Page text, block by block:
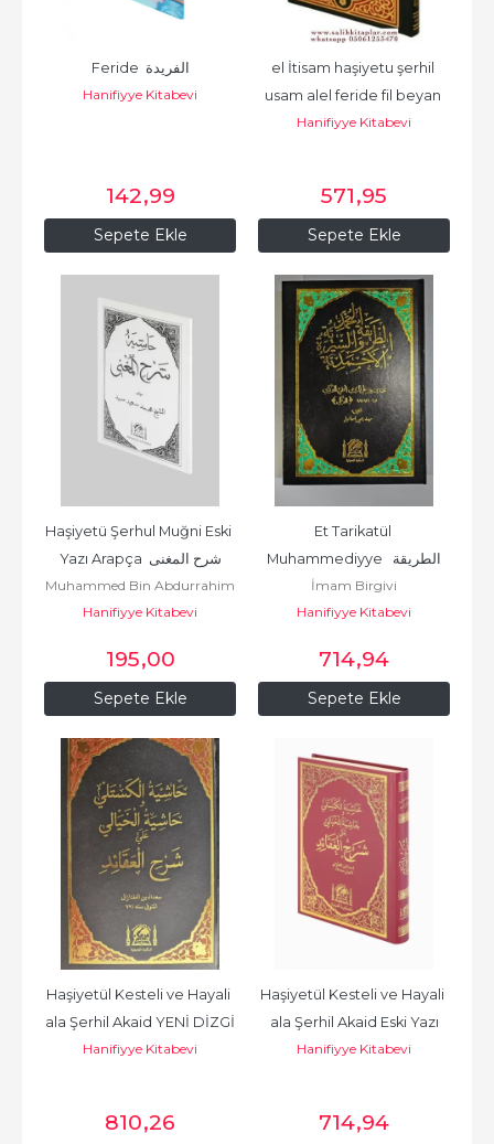
Sepete Ekle
Feride  الفريدة
Hanifiyye Kitabevi
142,99
Sepete Ekle
el İtisam haşiyetu şerhil
usam alel feride fil beyan
Hanifiyye Kitabevi
571,95
Sepete Ekle
Haşiyetü Şerhul Muğni Eski
Yazı Arapça  شرح المغنى
Muhammed Bin Abdurrahim
El Meylani / محمد بن عبد الرحيم
Hanifiyye Kitabevi
195,00
Sepete Ekle
Et Tarikatül
Muhammediyye  الطريقة
المحمدية والسيرة الأحمدية
İmam Birgivi
Hanifiyye Kitabevi
714,94
Haşiyetül Kesteli ve Hayali
ala Şerhil Akaid YENİ DİZGİ
Hanifiyye Kitabevi
810,26
Haşiyetül Kesteli ve Hayali
ala Şerhil Akaid Eski Yazı
Hanifiyye Kitabevi
714,94